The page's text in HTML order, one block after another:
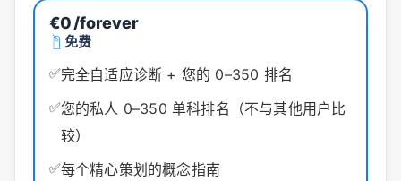
€0/forever
免费
✅完全自适应诊断 + 您的 0–350 排名
✅您的私人 0–350 单科排名（不与其他用户比
较）
✅每个精心策划的概念指南